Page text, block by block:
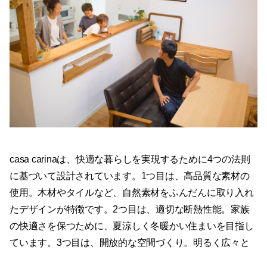
casa carinaは、快適な暮らしを実現するために4つの法則
に基づいて設計されています。1つ目は、高品質な素材の
使用。木材やタイルなど、自然素材をふんだんに取り入れ
たデザインが特徴です。2つ目は、適切な断熱性能。家族
の快適さを保つために、夏涼しく冬暖かい住まいを目指し
ています。3つ目は、開放的な空間づくり。明るく広々と